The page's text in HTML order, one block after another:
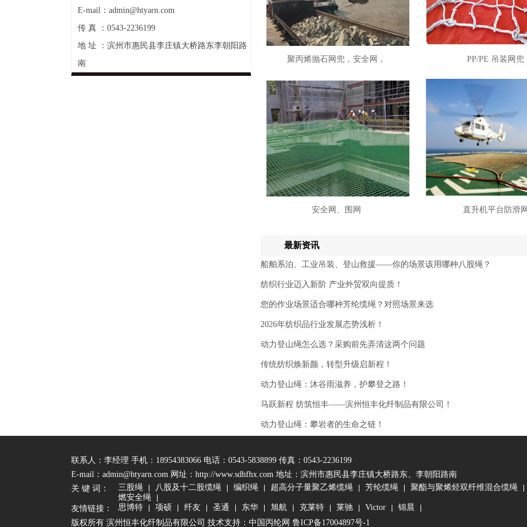
E-mail：admin@htyarn.com
传 真 ：0543-2236199
地 址 ：滨州市惠民县李庄镇大桥路东李朝阳路
南
聚丙烯抛石网兜，安全网， PP/PE 吊装网兜
安全网、围网 直升机平台防滑
最新资讯
船舶系泊、工业吊装、登山救援——你的场景该用哪种八股绳？
纺织行业迈入新阶 产业外贸双向提质！
您的作业场景适合哪种芳纶缆绳？对照场景来选
2026年纺织品行业发展态势浅析！
动力登山绳怎么选？采购前先弄清这两个问题
传统纺织焕新颜，转型升级启新程！
动力登山绳：沐谷雨滋养，护攀登之路！
马跃新程 纺筑恒丰——滨州恒丰化纤制品有限公司！
动力登山绳：攀岩者的生命之链！
联系人：李经理 手机：18954383066 电话：0543-5838899 传真：0543-2236199
E-mail：admin@htyarn.com 网址： http://www.sdhfhx.com 地址：滨州市惠民县李庄镇大桥路东、李朝阳路南
关 键 词：
三股绳 八股及十二股缆绳 编织绳 超高分子量聚乙烯缆绳 芳纶缆绳
聚酯与聚烯烃双纤维混合缆绳
燃安全绳
友情链接：
思博特 项硕 纤友 圣通 东华 旭航 克莱特 莱驰 Victor
锦晨
版权所有 滨州恒丰化纤制品有限公司 技术支持： 中国丙纶网 鲁ICP备17004897号-1